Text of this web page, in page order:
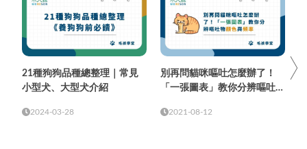
21種狗狗品種總整理｜常見
小型犬、大型犬介紹
2024-03-28
別再問貓咪嘔吐怎麼辦了！
「一張圖表」教你分辨嘔吐物
2021-08-12